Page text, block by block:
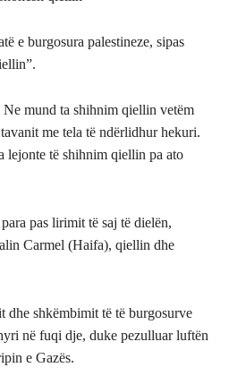
e burgosura palestineze, sipas
mund ta shihnim qiellin vetëm
me tela të ndërlidhur hekuri.
lejonte të shihnim qiellin pa ato
pas lirimit të saj të dielën,
Carmel (Haifa), qiellin dhe
dhe shkëmbimit të të burgosurve
në fuqi dje, duke pezulluar luftën
e Gazës.